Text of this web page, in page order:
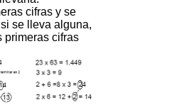
cifras y se
se lleva alguna,
primeras cifras